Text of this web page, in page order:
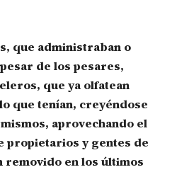
que administraban o
de los pesares,
que ya olfatean
que tenían, creyéndose
aprovechando el
propietarios y gentes de
removido en los últimos